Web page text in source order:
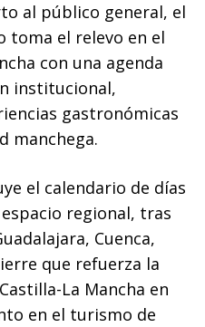
al público general, el
el relevo en el
con una agenda
institucional,
gastronómicas
manchega.
el calendario de días
regional, tras
Cuenca,
que refuerza la
La Mancha en
en el turismo de